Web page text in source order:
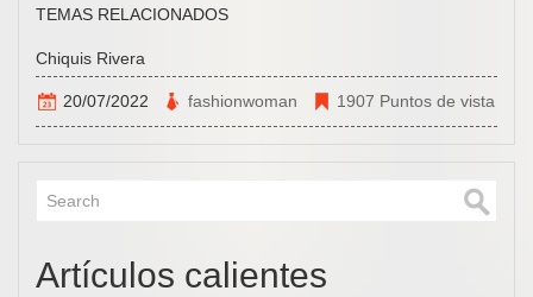
TEMAS RELACIONADOS
Chiquis Rivera
20/07/2022 fashionwoman 1907 Puntos de vista
Artículos calientes